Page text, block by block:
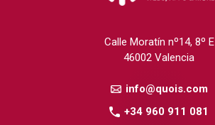
Calle Moratín nº14, 8º E
46002 Valencia
info@quois.com
+34 960 911 081